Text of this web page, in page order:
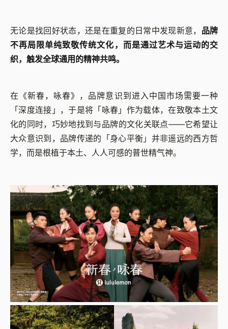
无论是找回好状态，还是在重复的日常中发现新意， 品牌
不再局限单纯致敬传统文化，而是通过艺术与运动的交
织，触发全球通用的精神共鸣。
在《新春，咏春》，品牌意识到进入中国市场需要一种
「深度连接」，于是将「咏春」作为载体，在致敬本土文
化的同时，巧妙地找到与品牌的文化关联点——它希望让
大众意识到，品牌传递的「身心平衡」并非遥远的西方哲
学，而是根植于本土、人人可感的普世精气神。